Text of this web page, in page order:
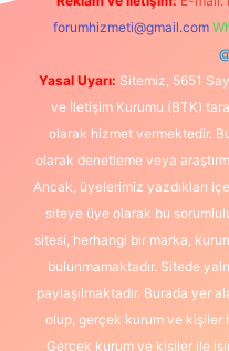
forumhizmeti@gmail.com
Yasal Uyarı: Sitemiz, 5651
ve İletişim Kurumu (BTK)
olarak hizmet vermektedir.
olarak denetleme veya
Ancak, üyelerimiz yazdıkları
siteye üye olarak bu
sitesi, herhangi bir marka,
bulunmamaktadır. Sitede
paylaşılmaktadır. Burada yer
olup, gerçek kurum ve kişiler
Gerçek kurum ve kişiler ile